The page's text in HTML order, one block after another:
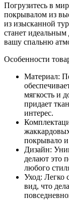
Погрузитесь в
покрывалом из
из изысканной
станет
вашу спальню
Особенности
Материал:
мягкость и
придает
интерес.
покрывало
Дизайн:
делают это
любого
Уход: Легко
вид, что